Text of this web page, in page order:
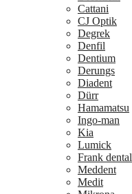
Cattani
CJ Optik
Degrek
Denfil
Dentium
Derungs
Diadent
Dürr
Hamamatsu
Ingo-man
Kia
Lumick
Frank dental
Meddent
Medit